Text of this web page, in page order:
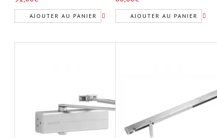
AJOUTER AU PANIER AJOUTER AU PANIER